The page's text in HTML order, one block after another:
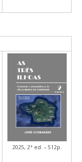
2025, 2ª ed. – 512p.